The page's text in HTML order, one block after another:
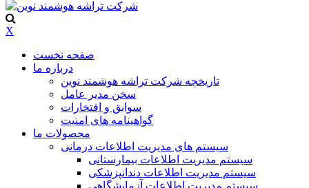
X
صفحه نخست
درباره ما
تاریخچه شرکت تراشه هوشمند نوین
سخن مدیر عامل
سوابق و افتخارات
گواهینامه های امنیت
محصولات ما
سیستم های مدیریت اطلاعات درمانی
سیستم مدیریت اطلاعات بیمارستانی
سیستم مدیریت اطلاعات دندانپزشکی